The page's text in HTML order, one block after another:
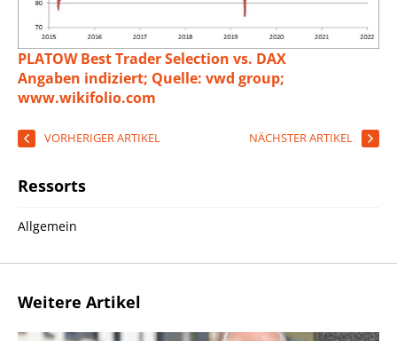
PLATOW Best Trader Selection vs. DAX
Angaben indiziert; Quelle: vwd group;
www.wikifolio.com
VORHERIGER ARTIKEL NÄCHSTER ARTIKEL
Ressorts
Allgemein
Weitere Artikel